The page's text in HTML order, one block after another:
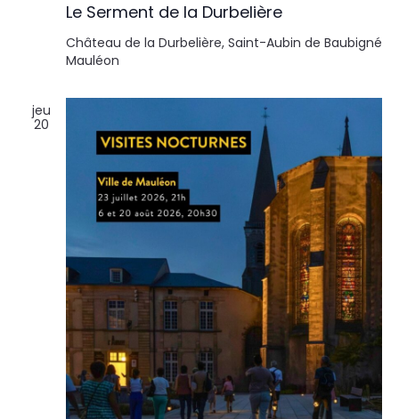
Le Serment de la Durbelière
Château de la Durbelière, Saint-Aubin de Baubigné
Mauléon
jeu
20